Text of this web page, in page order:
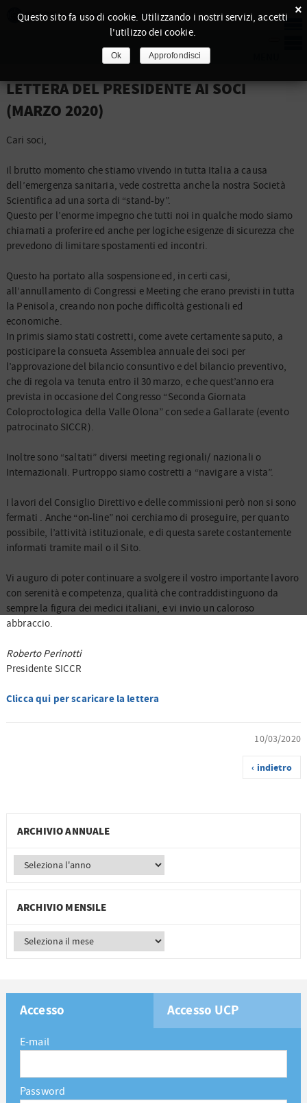
LETTERA DEL PRESIDENTE AI SOCI
(MARZO 2020)
Cari soci,
il brutto momento che stiamo vivendo in tutta Italia a causa
dell’emergenza sanitaria, vede costretta anche la nostra Società
Scientifica ad una sorta di “stand-by”.
Questo per l’enorme impegno che tutti noi in qualche modo siamo
chiamati a proferire ed anche per logiche esigenze di sicurezza che
prevedono di limitare spostamenti ed incontri.
Questo ha portato alla sospensione ed, in certi casi,
all’annullamento di Congressi e Meeting che erano previsti in tutta
la Penisola, creando non poche difficoltà gestionali ed
economiche.
In primis siamo stati costretti, come avete certamente saputo, a
posticipare la consueta Assemblea annuale dei soci per
l’approvazione del bilancio consuntivo e del bilancio preventivo,
che di regola va tenuta entro il 30 marzo, e che quest’anno era
prevista in occasione del Congresso “Seconda Giornata
Coloproctologica della Valle Olona” con sede a Gallarate (evento
patrocinato SICCR).
Inoltre sono “saltati” diversi meeting regionali/ nazionali o
Internazionali. Purtroppo siamo costretti a “navigare a vista”.
I lavori del Consiglio Direttivo e delle commissioni però non si sono
fermati . Anche “on-line” noi cerchiamo di proseguire, per quanto
possibile, l’attività istituzionale, e di questa sarete costantemente
informati tramite mail o il Sito.
Vi auguro di poter continuare a svolgere il vostro importante lavoro
con serenità e competenza, qualità che contraddistinguono da
sempre la figura dei medici italiani, e vi invio un caloroso
abbraccio.
Roberto Perinotti
Presidente SICCR
Clicca qui per scaricare la lettera
10/03/2020
‹ indietro
ARCHIVIO ANNUALE
ARCHIVIO MENSILE
Accesso Accesso UCP
E-mail
Password
×
Questo sito fa uso di cookie. Utilizzando i nostri servizi, accetti
l'utilizzo dei cookie.
Ok Approfondisci